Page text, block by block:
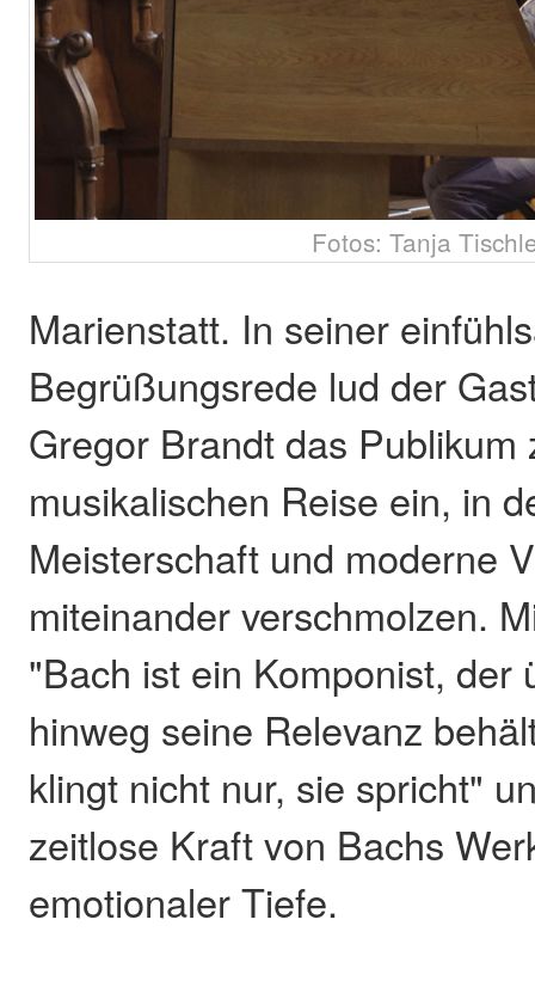
Fotos: Tanja
Marienstatt. In seiner
Begrüßungsrede lud der
Gregor Brandt das Publikum
musikalischen Reise ein, in
Meisterschaft und moderne
miteinander verschmolzen.
"Bach ist ein Komponist, der
hinweg seine Relevanz
klingt nicht nur, sie spricht"
zeitlose Kraft von Bachs
emotionaler Tiefe.